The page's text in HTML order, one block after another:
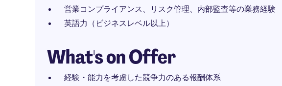
営業コンプライアンス、リスク管理、内部監査等の業務経験
英語力（ビジネスレベル以上）
What's on Offer
経験・能力を考慮した競争力のある報酬体系